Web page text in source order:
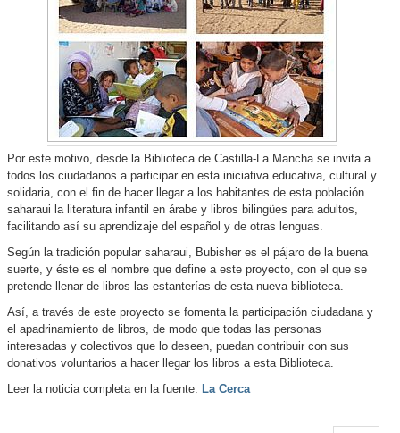
Por este motivo, desde la Biblioteca de Castilla-La Mancha se invita a
todos los ciudadanos a participar en esta iniciativa educativa, cultural y
solidaria, con el fin de hacer llegar a los habitantes de esta población
saharaui la literatura infantil en árabe y libros bilingües para adultos,
facilitando así su aprendizaje del español y de otras lenguas.
Según la tradición popular saharaui, Bubisher es el pájaro de la buena
suerte, y éste es el nombre que define a este proyecto, con el que se
pretende llenar de libros las estanterías de esta nueva biblioteca.
Así, a través de este proyecto se fomenta la participación ciudadana y
el apadrinamiento de libros, de modo que todas las personas
interesadas y colectivos que lo deseen, puedan contribuir con sus
donativos voluntarios a hacer llegar los libros a esta Biblioteca.
Leer la noticia completa en la fuente: La Cerca